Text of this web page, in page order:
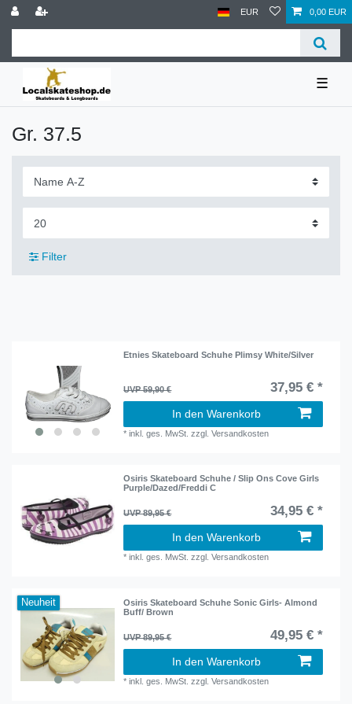
EUR 0,00 EUR
☰
Gr. 37.5
Filter
Etnies Skateboard Schuhe Plimsy White/Silver
UVP 59,90 € 37,95 € *
In den Warenkorb
*inkl. ges. MwSt. zzgl.Versandkosten
Osiris Skateboard Schuhe / Slip Ons Cove Girls
Purple/Dazed/Freddi C
UVP 89,95 € 34,95 € *
In den Warenkorb
*inkl. ges. MwSt. zzgl.Versandkosten
Neuheit
Osiris Skateboard Schuhe Sonic Girls- Almond
Buff/ Brown
UVP 89,95 € 49,95 € *
In den Warenkorb
*inkl. ges. MwSt. zzgl.Versandkosten